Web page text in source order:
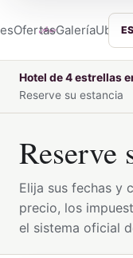
OfertasGalería ES
Hotel de 4 estrellas
Reserve su estancia
Reserve
Elija sus fechas y
precio, los
el sistema oficial